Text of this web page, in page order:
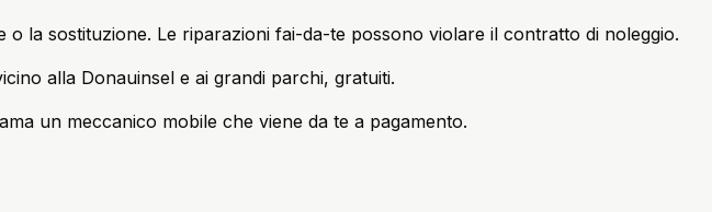
la sostituzione. Le riparazioni fai-da-te possono violare il contratto di noleggio.
alla Donauinsel e ai grandi parchi, gratuiti.
un meccanico mobile che viene da te a pagamento.